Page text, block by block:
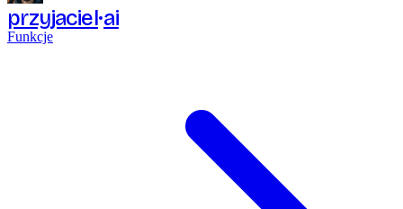
przyjaciel ai
Funkcje